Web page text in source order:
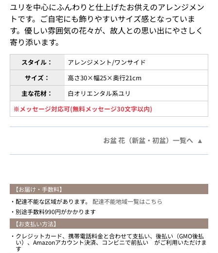
ユリを中心にふんわりと仕上げたお供えのアレンジメン
トです。ご自宅にも飾りやすいサイズ感となっていま
す。優しい雰囲気の花々が、故人との思い出にやさしく
寄り添います。
スタイル：
アレンジメント/ワンサイド
サイズ：
高さ30×幅25×奥行21cm
主な花材：
白オリエンタル系ユリ
※メッセージ対応可(無料メッセージ30文字以内)
お盆 花（新盆・初盆）一覧へ
【お届け・手数料】
配達不能な区域があります。 配達不能地域一覧はこちら
別途手数料990円がかかります
【お支払い方法】
クレジットカード、携帯電話料金と合わせて支払い、後払い（GMO後払
い）、Amazonアカウント決済、コンビニで前払い がご利用いただけま
す